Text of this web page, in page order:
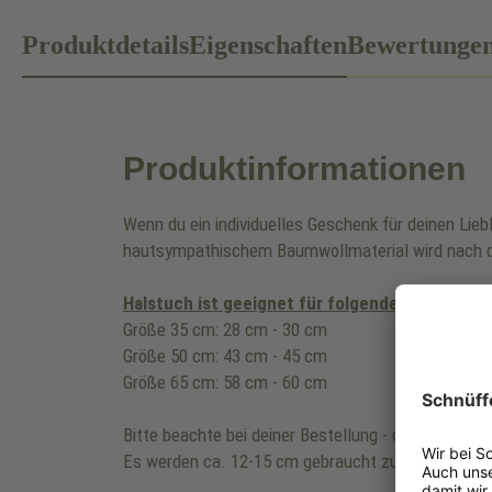
ProduktdetailsEigenschaften
Produktinformationen
Wenn du ein individuelles Geschenk für deinen
hautsympathischem Baumwollmaterial wird nach
Halstuch ist geeignet für folgenden
Größe 35 cm: 28 cm - 30 cm
Größe 50 cm: 43 cm - 45 cm
Größe 65 cm: 58 cm - 60 cm
Bitte beachte bei deiner Bestellung - die Länge
Es werden ca. 12-15 cm gebraucht zum